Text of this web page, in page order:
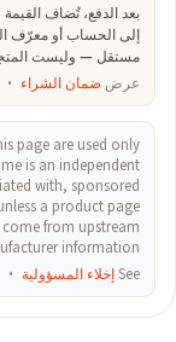
بعد الدفع، تُضاف
مستقل — وليست
عرض ضمان الشراء ·
page are used only
is an independent
with, sponsored
a product page
come from upstream
information.
Seeإخلاء المسؤولية ·